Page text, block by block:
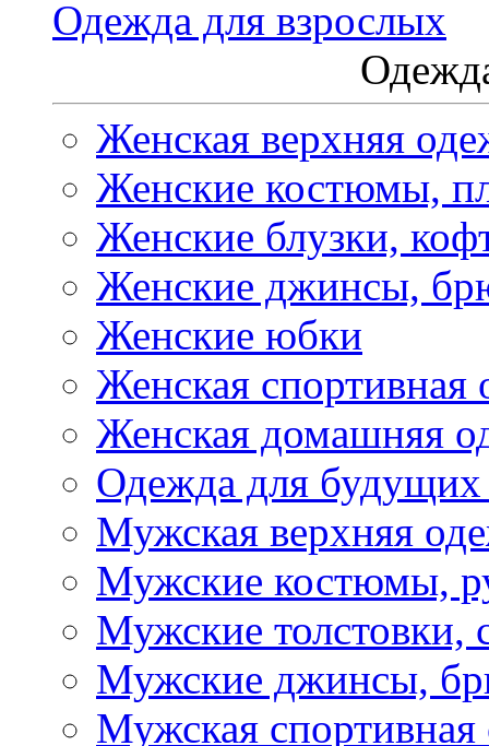
Одежда для взрослых
Женская верхняя
Женские костюмы,
Женские блузки,
Женские джинсы,
Женские юбки
Женская спортивная
Женская домашняя
Одежда для
Мужская верхняя
Мужские костюмы,
Мужские толстовки,
Мужские джинсы,
Мужская спортивная